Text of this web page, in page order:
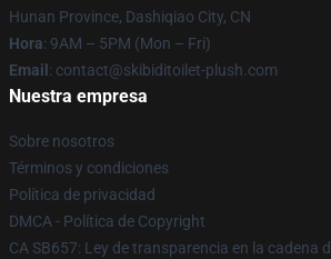
Hunan Province, Dashiqiao City, CN
Hora: 9AM – 5PM (Mon – Fri)
Email : contact@skibiditoilet-plush.com
Nuestra empresa
Sobre nosotros
Términos y condiciones
Política de privacidad
DMCA - Política de Copyright
CA SB657: Ley de transparencia en la cadena